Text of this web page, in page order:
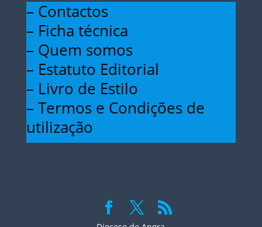
– Contactos
– Ficha técnica
– Quem somos
– Estatuto Editorial
– Livro de Estilo
– Termos e Condições de
utilização